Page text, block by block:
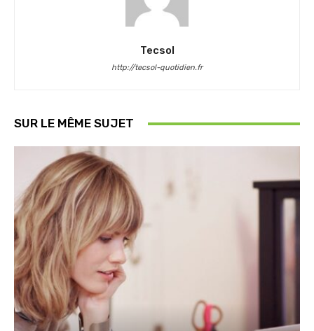
Tecsol
http://tecsol-quotidien.fr
SUR LE MÊME SUJET